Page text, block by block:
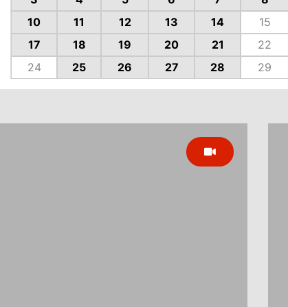
10
11 12 13 14 15
17
18 19 20 21 22
24
25 26 27 28 29